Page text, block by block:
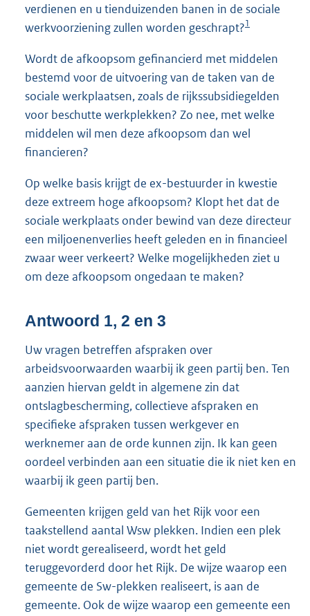
verdienen en u tienduizenden banen in de sociale
werkvoorziening zullen worden geschrapt?1
Wordt de afkoopsom gefinancierd met middelen
bestemd voor de uitvoering van de taken van de
sociale werkplaatsen, zoals de rijkssubsidiegelden
voor beschutte werkplekken? Zo nee, met welke
middelen wil men deze afkoopsom dan wel
financieren?
Op welke basis krijgt de ex-bestuurder in kwestie
deze extreem hoge afkoopsom? Klopt het dat de
sociale werkplaats onder bewind van deze directeur
een miljoenenverlies heeft geleden en in financieel
zwaar weer verkeert? Welke mogelijkheden ziet u
om deze afkoopsom ongedaan te maken?
Antwoord 1, 2 en 3
Uw vragen betreffen afspraken over
arbeidsvoorwaarden waarbij ik geen partij ben. Ten
aanzien hiervan geldt in algemene zin dat
ontslagbescherming, collectieve afspraken en
specifieke afspraken tussen werkgever en
werknemer aan de orde kunnen zijn. Ik kan geen
oordeel verbinden aan een situatie die ik niet ken en
waarbij ik geen partij ben.
Gemeenten krijgen geld van het Rijk voor een
taakstellend aantal Wsw plekken. Indien een plek
niet wordt gerealiseerd, wordt het geld
teruggevorderd door het Rijk. De wijze waarop een
gemeente de Sw-plekken realiseert, is aan de
gemeente. Ook de wijze waarop een gemeente een